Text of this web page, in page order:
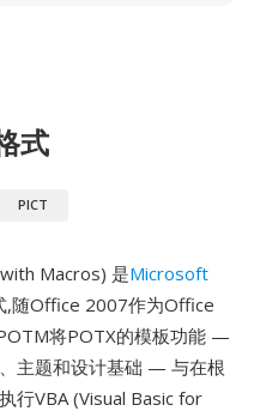
式
PICT
Macros) 是Microsoft
,随Office 2007作为Office
将POTX的模板功能 —
主题和设计基础 — 与在根
行VBA (Visual Basic for